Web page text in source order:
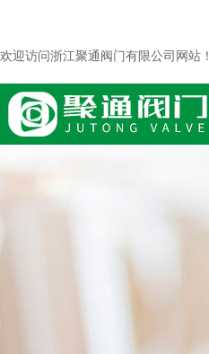
欢迎访问浙江聚通阀门有限公司网站！